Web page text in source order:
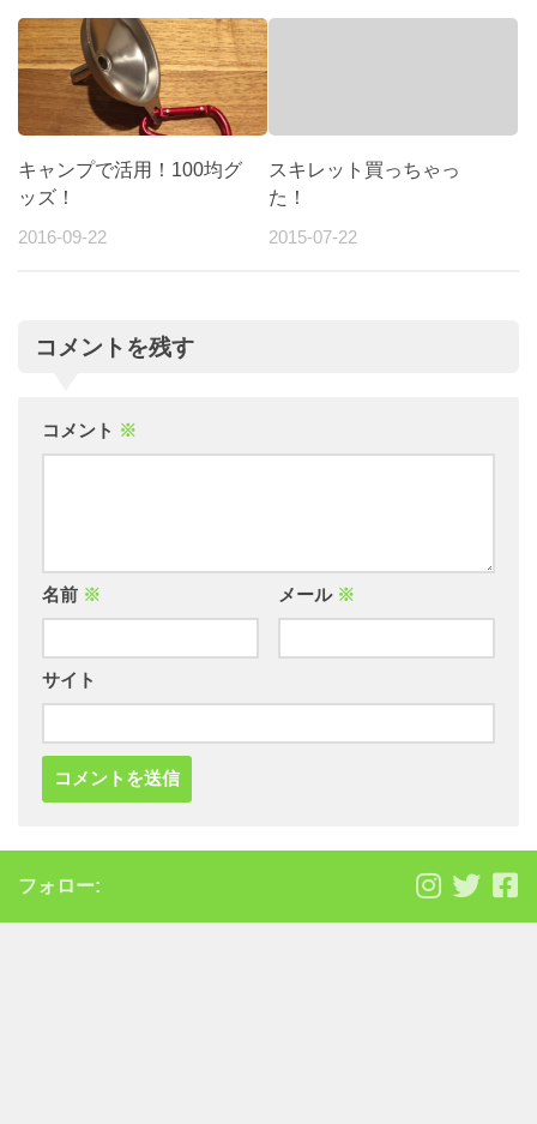
キャンプで活用！100均グ
ッズ！
2016-09-22
スキレット買っちゃっ
た！
2015-07-22
コメントを残す
コメント ※
名前 ※ メール ※
サイト
フォロー: